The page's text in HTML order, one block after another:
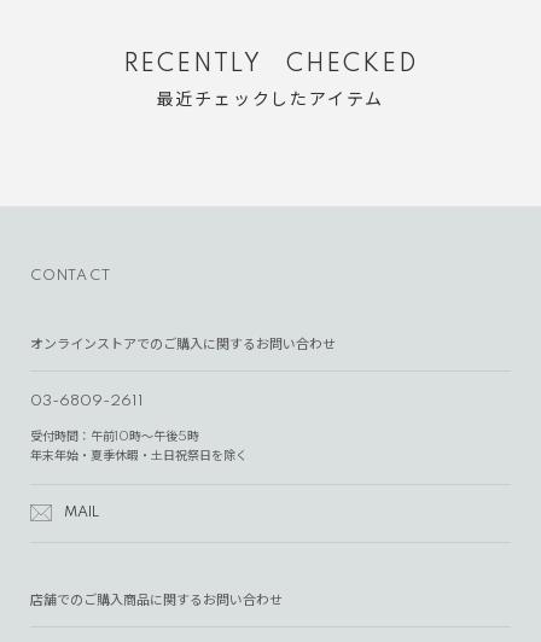
RECENTLY CHECKED
最近チェックしたアイテム
CONTACT
オンラインストアでのご購入に関するお問い合わせ
03-6809-2611
受付時間：午前10時～午後5時
年末年始・夏季休暇・土日祝祭日を除く
MAIL
店舗でのご購入商品に関するお問い合わせ